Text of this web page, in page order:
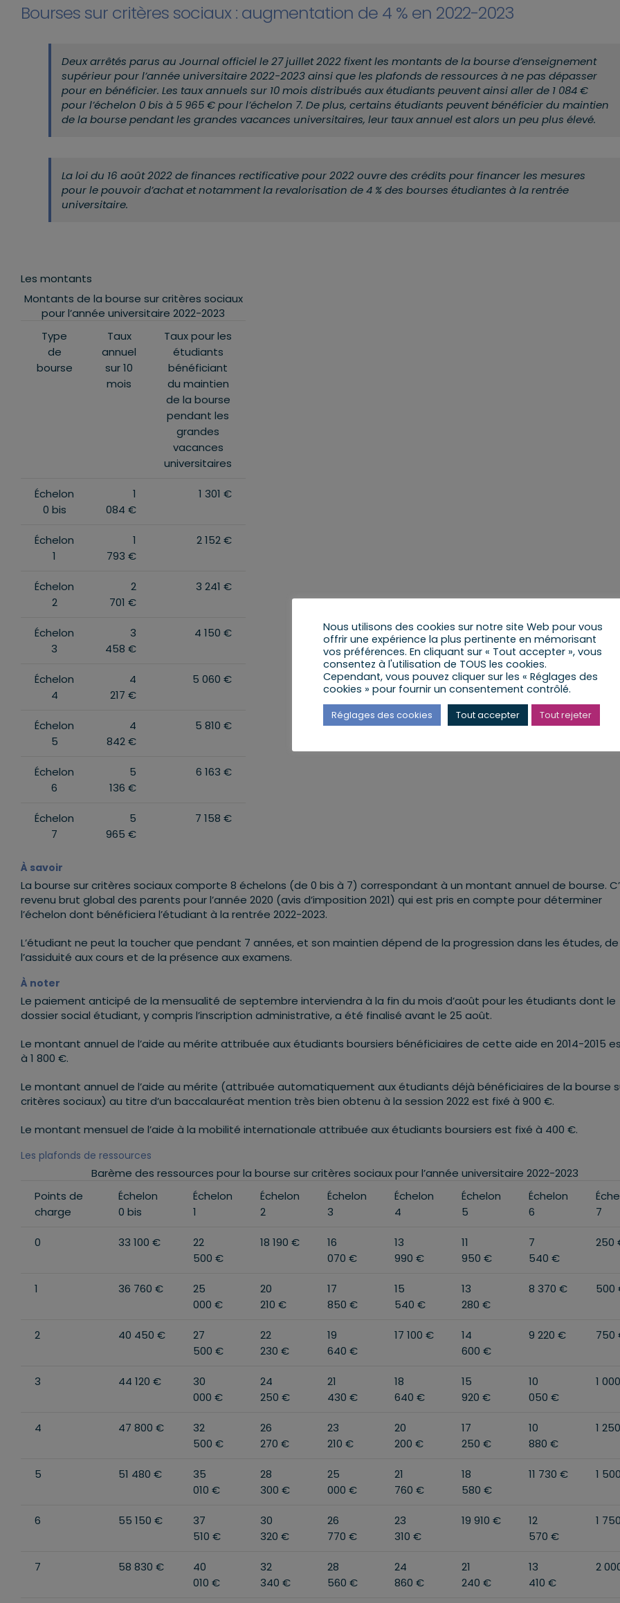
Bourses sur critères sociaux : augmentation de 4 % en 2022-2023
Deux arrêtés parus au Journal officielle 27 juillet 2022 fixent les montants de la bourse d’enseignement
supérieur pour l’année universitaire 2022-2023 ainsi que les plafonds de ressources à ne pas dépasser
pour en bénéficier. Les taux annuels sur 10 mois distribués aux étudiants peuvent ainsi aller de 1 084 €
pour l’échelon 0 bis à 5 965 € pour l’échelon 7. De plus, certains étudiants peuvent bénéficier du maintien
de la bourse pendant les grandes vacances universitaires, leur taux annuel est alors un peu plus élevé.
La loi du 16 août 2022 de finances rectificative pour 2022 ouvre des crédits pour financer les mesures
pour le pouvoir d’achat et notamment la revalorisation de 4 % des bourses étudiantes à la rentrée
universitaire.
Les montants
Montants de la bourse sur critères sociaux
pour l’année universitaire 2022-2023
Type
de
bourse
Taux
annuel
sur 10
mois
Taux pour les
étudiants
bénéficiant
du maintien
de la bourse
pendant les
grandes
vacances
universitaires
Échelon
0 bis
1
084 €
1 301 €
Échelon
1
1
793 €
2 152 €
Échelon
2
2
701 €
3 241 €
Échelon
3
3
458 €
4 150 €
Échelon
4
4
217 €
5 060 €
Échelon
5
4
842 €
5 810 €
Échelon
6
5
136 €
6 163 €
Échelon
7
5
965 €
7 158 €
À savoir
La bourse sur critères sociaux comporte 8 échelons (de 0 bis à 7) correspondant à un montant annuel de bourse.
revenu brut global des parents pour l’année 2020 (avis d’imposition 2021) qui est pris en compte pour déterminer
l’échelon dont bénéficiera l’étudiant à la rentrée 2022-2023.
L’étudiant ne peut la toucher que pendant 7 années, et son maintien dépend de la progression dans les études, de
l’assiduité aux cours et de la présence aux examens.
À noter
Le paiement anticipé de la mensualité de septembre interviendra à la fin du mois d’août pour les étudiants dont le
dossier social étudiant, y compris l’inscription administrative, a été finalisé avant le 25 août.
Le montant annuel de l’aide au mérite attribuée aux étudiants boursiers bénéficiaires de cette aide en 2014-2015
à 1 800 €.
Le montant annuel de l’aide au mérite (attribuée automatiquement aux étudiants déjà bénéficiaires de la bourse
critères sociaux) au titre d’un baccalauréat mention très bien obtenu à la session 2022 est fixé à 900 €.
Le montant mensuel de l’aide à la mobilité internationale attribuée aux étudiants boursiers est fixé à 400 €.
Les plafonds de ressources
Barème des ressources pour la bourse sur critères sociaux pour l’année universitaire 2022-2023
Points de
charge
Échelon
0 bis
Échelon
1
Échelon
2
Échelon
3
Échelon
4
Échelon
5
Échelon
6
7
0 33 100 €
22
500 €
18 190 €
16
070 €
13
990 €
11
950 €
7
540 €
250
1 36 760 €
25
000 €
20
210 €
17
850 €
15
540 €
13
280 €
8 370 € 500
2 40 450 €
27
500 €
22
230 €
19
640 €
17 100 €
14
600 €
9 220 € 750
3 44 120 €
30
000 €
24
250 €
21
430 €
18
640 €
15
920 €
10
050 €
1
4 47 800 €
32
500 €
26
270 €
23
210 €
20
200 €
17
250 €
10
880 €
1
5 51 480 €
35
010 €
28
300 €
25
000 €
21
760 €
18
580 €
11 730 € 1
6 55 150 €
37
510 €
30
320 €
26
770 €
23
310 €
19 910 €
12
570 €
1
7 58 830 €
40
010 €
32
340 €
28
560 €
24
860 €
21
240 €
13
410 €
2
Nous utilisons des cookies sur notre site Web pour vous
offrir une expérience la plus pertinente en mémorisant
vos préférences. En cliquant sur « Tout accepter », vous
consentez à l'utilisation de TOUS les cookies.
Cependant, vous pouvez cliquer sur les « Réglages des
cookies » pour fournir un consentement contrôlé.
Réglages des cookies Tout accepter Tout rejeter